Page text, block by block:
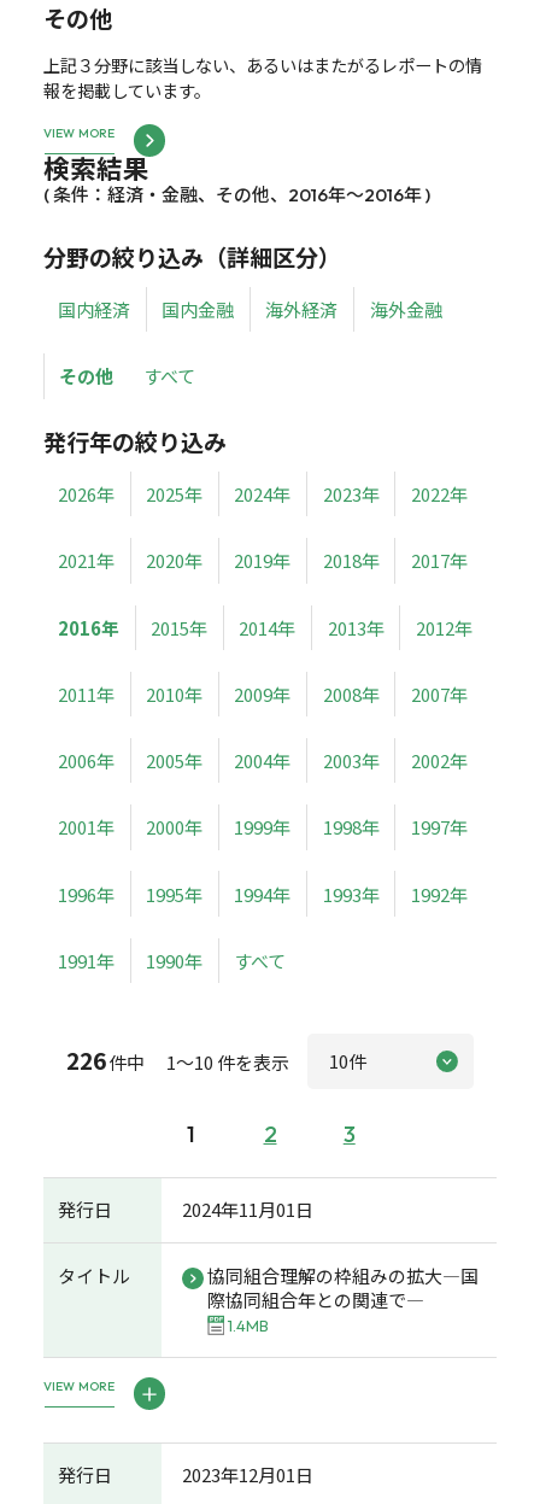
その他
上記３分野に該当しない、あるいはまたがるレポートの情
報を掲載しています。
VIEW MORE
検索結果
( 条件：経済・金融、その他、2016年～2016年 )
分野の絞り込み（詳細区分）
国内経済 国内金融 海外経済 海外金融
その他 すべて
発行年の絞り込み
2026年 2025年 2024年 2023年 2022年
2021年 2020年 2019年 2018年 2017年
2016年 2015年 2014年 2013年 2012年
2011年 2010年 2009年 2008年 2007年
2006年 2005年 2004年 2003年 2002年
2001年 2000年 1999年 1998年 1997年
1996年 1995年 1994年 1993年 1992年
1991年 1990年 すべて
226件中 1～10 件を表示
1 2 3
発行日 2024年11月01日
タイトル
協同組合理解の枠組みの拡大―国
際協同組合年との関連で―
1.4MB
VIEW MORE
発行日 2023年12月01日